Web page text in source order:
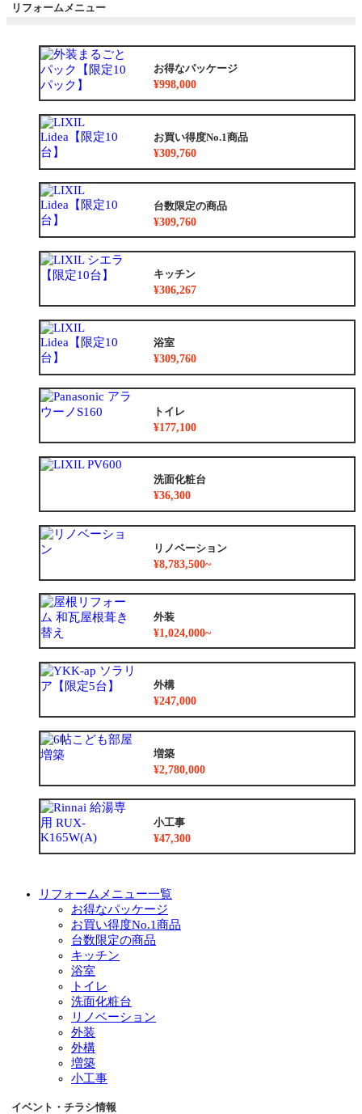
リフォームメニュー
お得なパッケージ
¥998,000
お買い得度No.1商品
¥309,760
台数限定の商品
¥309,760
キッチン
¥306,267
浴室
¥309,760
トイレ
¥177,100
洗面化粧台
¥36,300
リノベーション
¥8,783,500~
外装
¥1,024,000~
外構
¥247,000
増築
¥2,780,000
小工事
¥47,300
リフォームメニュー一覧
お得なパッケージ
お買い得度No.1商品
台数限定の商品
キッチン
浴室
トイレ
洗面化粧台
リノベーション
外装
外構
増築
小工事
イベント・チラシ情報